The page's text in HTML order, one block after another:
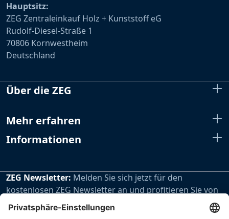
Hauptsitz:
ZEG Zentraleinkauf Holz + Kunststoff eG
Rudolf-Diesel-Straße 1
70806 Kornwestheim
Deutschland
Über die ZEG
Mehr erfahren
Informationen
ZEG Newsletter: Melden Sie sich jetzt für den
kostenlosen ZEG Newsletter an und profitieren Sie von
den extra Vorteilen unseres regelmäßig erscheinenden
Newsletters.